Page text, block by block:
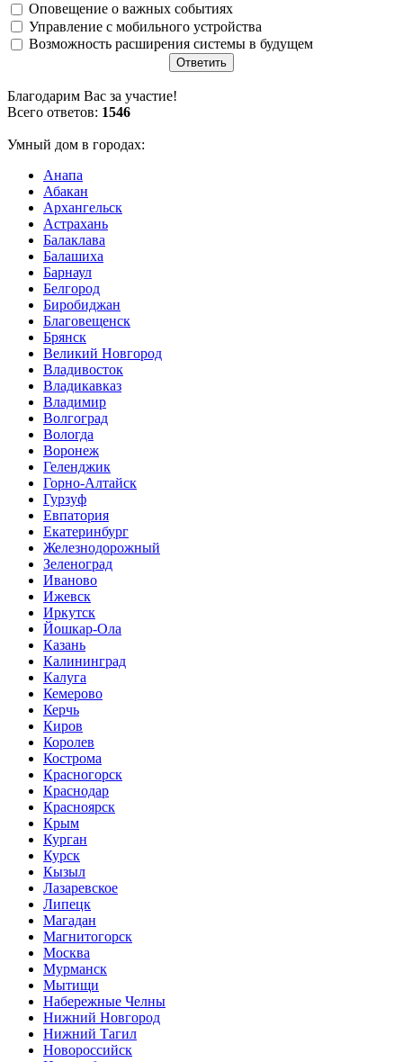
Оповещение о важных событиях
Управление с мобильного устройства
Возможность расширения системы в будущем
Благодарим Вас за участие!
Всего ответов: 1546
Умный дом в городах:
Анапа
Абакан
Архангельск
Астрахань
Балаклава
Балашиха
Барнаул
Белгород
Биробиджан
Благовещенск
Брянск
Великий Новгород
Владивосток
Владикавказ
Владимир
Волгоград
Вологда
Воронеж
Геленджик
Горно-Алтайск
Гурзуф
Евпатория
Екатеринбург
Железнодорожный
Зеленоград
Иваново
Ижевск
Иркутск
Йошкар-Ола
Казань
Калининград
Калуга
Кемерово
Керчь
Киров
Королев
Кострома
Красногорск
Краснодар
Красноярск
Крым
Курган
Курск
Кызыл
Лазаревское
Липецк
Магадан
Магнитогорск
Москва
Мурманск
Мытищи
Набережные Челны
Нижний Новгород
Нижний Тагил
Новороссийск